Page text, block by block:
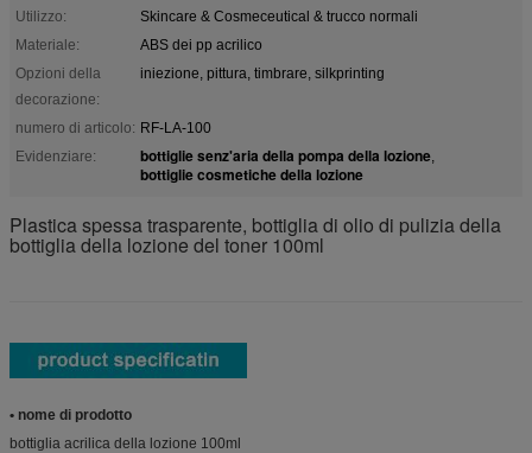
Utilizzo:
Skincare & Cosmeceutical & trucco normali
Materiale:
ABS dei pp acrilico
Opzioni della
decorazione:
iniezione, pittura, timbrare, silkprinting
numero di articolo: RF-LA-100
Evidenziare:
bottiglie senz'aria della pompa della lozione,
bottiglie cosmetiche della lozione
Plastica spessa trasparente, bottiglia di olio di pulizia della
bottiglia della lozione del toner 100ml
• nome di prodotto
bottiglia acrilica della lozione 100ml